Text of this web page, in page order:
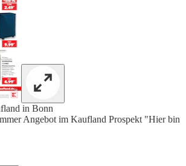
in Bonn
Angebot im Kaufland Prospekt "Hier bin